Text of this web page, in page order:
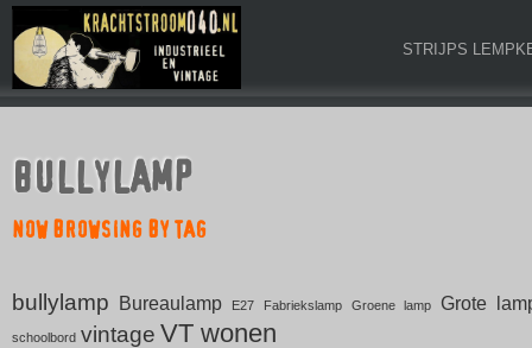
STRIJPS
BULLYLAMP
NOW BROWSING BY TAG
bullylamp Bureaulamp E27 Fabriekslamp Groene lamp Grote
schoolbord vintage VT wonen